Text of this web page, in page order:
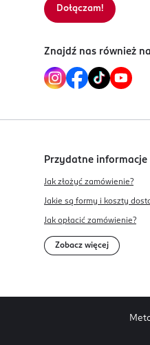
Dołączam!
Znajdź nas również
Przydatne informacje
Jak złożyć zamówienie?
Jakie są formy i koszty
Jak opłacić zamówienie?
Zobacz więcej